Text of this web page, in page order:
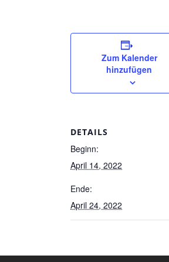
Zum Kalender
hinzufügen
DETAILS
Beginn:
April 14, 2022
Ende:
April 24, 2022